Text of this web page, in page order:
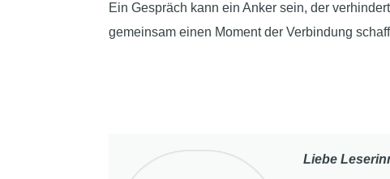
Ein Gespräch kann ein Anker sein, der
gemeinsam einen Moment der Verbindung
Liebe